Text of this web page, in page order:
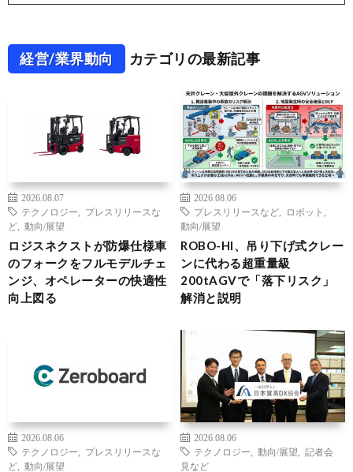
経営/業界動向 カテゴリの最新記事
2026.08.07
テクノロジー
プレスリリースな
ど
動向/展望
ロジスネクストが防爆仕様車
のフォークをフルモデルチェ
ンジ、オペレーターの快適性
向上図る
2026.08.06
プレスリリースなど
ロボット
動向/展望
ROBO-HI、吊り下げ式クレー
ンに代わる超重量級
200tAGVで「落下リスク」
解消と説明
2026.08.06
テクノロジー
プレスリリースな
ど
動向/展望
2026.08.06
テクノロジー
動向/展望
記者会
見など